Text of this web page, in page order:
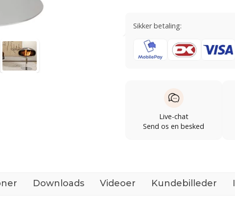
Sikker betaling:
Live-chat
Send os en besked
Downloads Videoer Kundebilleder